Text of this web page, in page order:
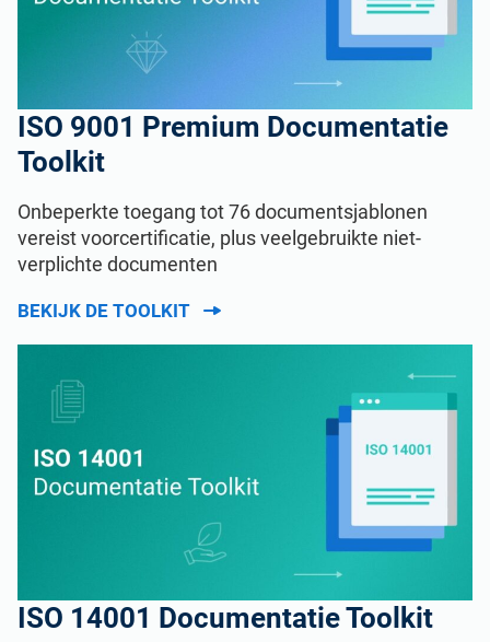
ISO 9001 Premium Documentatie
Toolkit
Onbeperkte toegang tot 76 documentsjablonen
vereist voorcertificatie, plus veelgebruikte niet-
verplichte documenten
BEKIJK DE TOOLKIT
ISO 14001 Documentatie Toolkit